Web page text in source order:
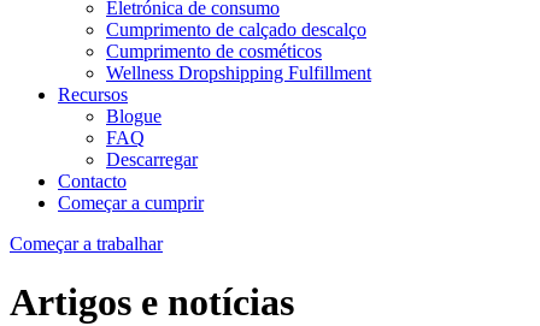
Eletrónica de consumo
Cumprimento de calçado descalço
Cumprimento de cosméticos
Wellness Dropshipping Fulfillment
Recursos
Blogue
FAQ
Descarregar
Contacto
Começar a cumprir
Começar a trabalhar
Artigos e notícias